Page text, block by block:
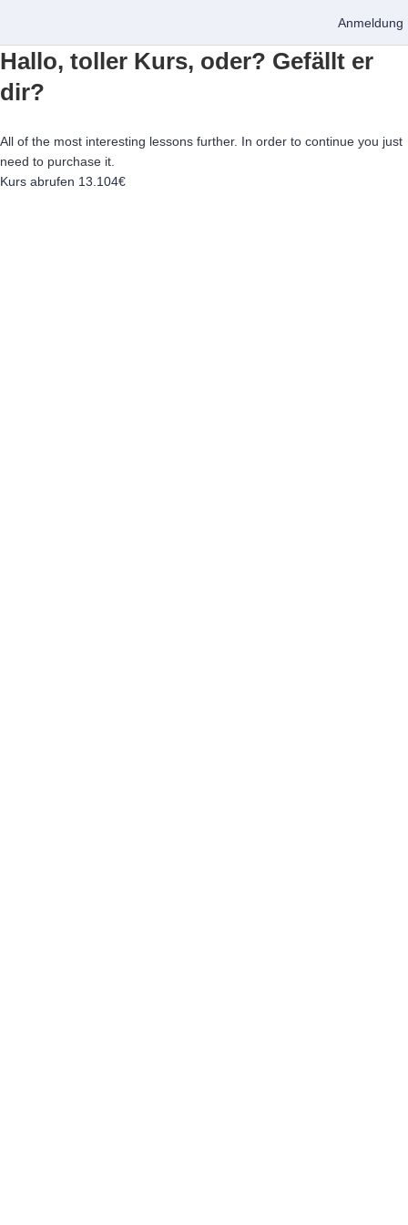
Anmeldung
Hallo, toller Kurs, oder? Gefällt er
dir?
All of the most interesting lessons further. In order to continue you just
need to purchase it.
Kurs abrufen 13.104€